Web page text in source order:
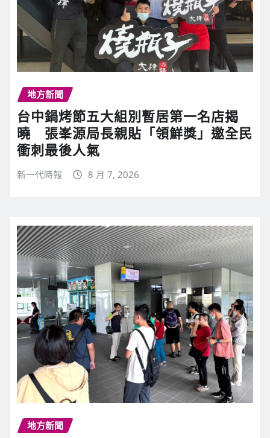
地方新聞
台中鍋烤節五大組別暫居第一名店揭
曉 張峯源局長親貼「領鮮獎」邀全民
衝刺最後人氣
新一代時報 8 月 7, 2026
地方新聞